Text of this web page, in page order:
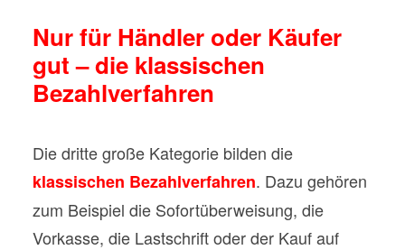
Nur für Händler oder Käufer
gut – die klassischen
Bezahlverfahren
Die dritte große Kategorie bilden die
klassischen Bezahlverfahren. Dazu gehören
zum Beispiel die Sofortüberweisung, die
Vorkasse, die Lastschrift oder der Kauf auf